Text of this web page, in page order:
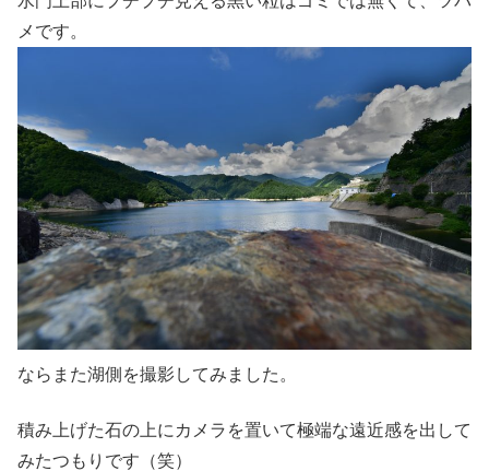
メです。
ならまた湖側を撮影してみました。
積み上げた石の上にカメラを置いて極端な遠近感を出して
みたつもりです（笑）